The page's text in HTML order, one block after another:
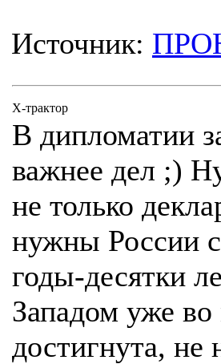
Источник:
Х-трактор
В дипломатии
важнее дел ;)
не только
нужны России
годы-десятки
Западом уже
достигнута,